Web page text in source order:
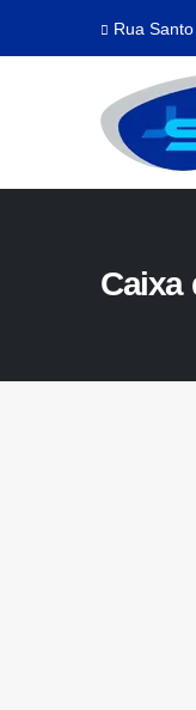
Rua
Caixa